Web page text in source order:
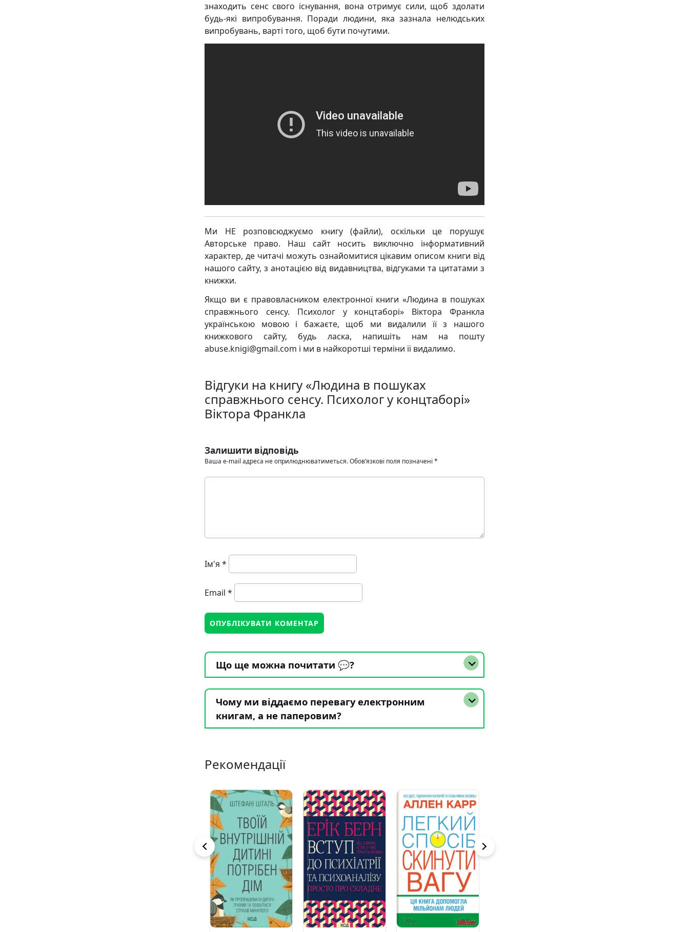
знаходить сенс свого існування, вона отримує сили, щоб здолати
будь-які випробування. Поради людини, яка зазнала нелюдських
випробувань, варті того, щоб бути почутими.
Ми НЕ розповсюджуємо книгу (файли), оскільки це порушує
Авторське право. Наш сайт носить виключно інформативний
характер, де читачі можуть ознайомитися цікавим описом книги від
нашого сайту, з анотацією від видавництва, відгуками та цитатами з
книжки.
Якщо ви є правовласником електронної книги «Людина в пошуках
справжнього сенсу. Психолог у концтаборі» Віктора Франкла
українською мовою і бажаєте, щоб ми видалили її з нашого
книжкового сайту, будь ласка, напишіть нам на пошту
abuse.knigi@gmail.com і ми в найкоротші терміни її видалимо.
Відгуки на книгу «Людина в пошуках
справжнього сенсу. Психолог у концтаборі»
Віктора Франкла
Залишити відповідь
Ваша e-mail адреса не оприлюднюватиметься.Обов’язкові поля позначені *
Ім'я *
Email *
Що ще можна почитати 💬?
Чому ми віддаємо перевагу електронним
книгам, а не паперовим?
Рекомендації